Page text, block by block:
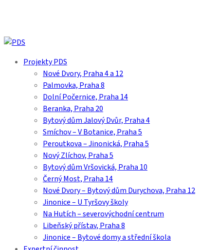
content
search
Menu Projekty PDS
Nové Dvory, Praha 4 a 12
Palmovka, Praha 8
Dolní Počernice, Praha 14
Beranka, Praha 20
Bytový dům Jalový Dvůr, Praha 4
Smíchov – V Botanice, Praha 5
Peroutkova – Jinonická, Praha 5
Nový Zlíchov, Praha 5
Bytový dům Vršovická, Praha 10
Černý Most, Praha 14
Nové Dvory – Bytový dům Durychova, Praha 12
Jinonice – U Tyršovy školy
Na Hutích – severovýchodní centrum
Libeňský přístav, Praha 8
Jinonice – Bytové domy a střední škola